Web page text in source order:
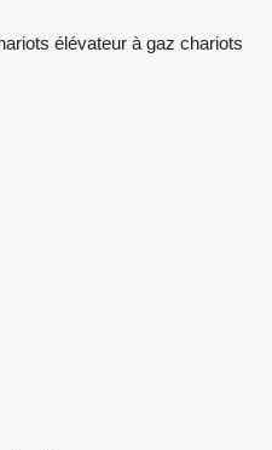
élévateur à gaz chariots